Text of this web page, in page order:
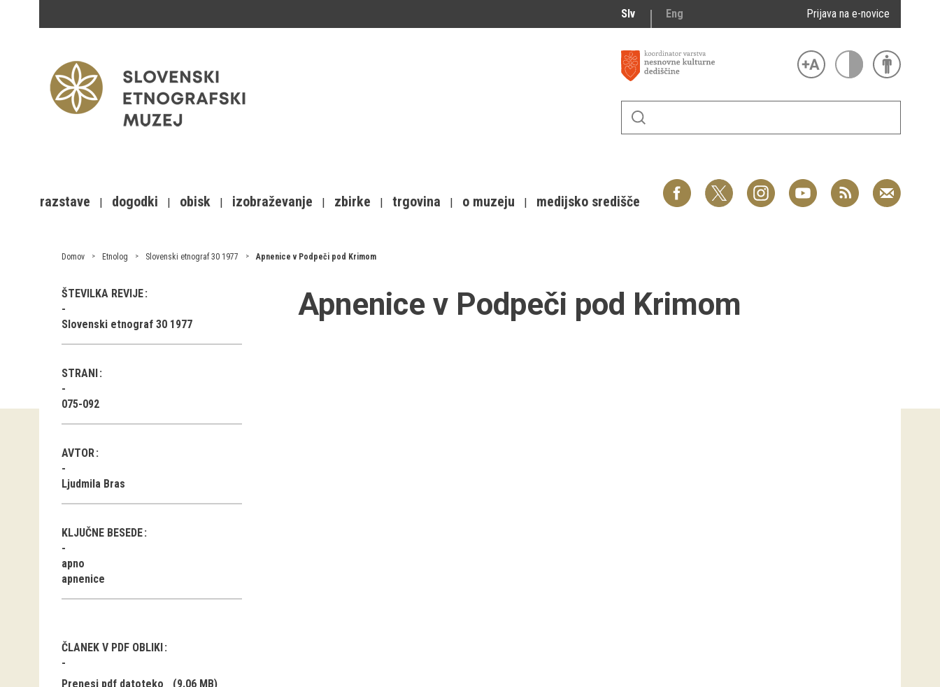
Slv Eng Prijava na e-novice
razstave dogodki obisk izobraževanje zbirke trgovina o muzeju medijsko središče
Domov Etnolog Slovenski etnograf 30 1977 Apnenice v Podpeči pod Krimom
ŠTEVILKA REVIJE
Slovenski etnograf 30 1977
STRANI
075-092
AVTOR
Ljudmila Bras
KLJUČNE BESEDE
apno
apnenice
ČLANEK V PDF OBLIKI
Prenesi pdf datoteko (9.06 MB)
Apnenice v Podpeči pod Krimom